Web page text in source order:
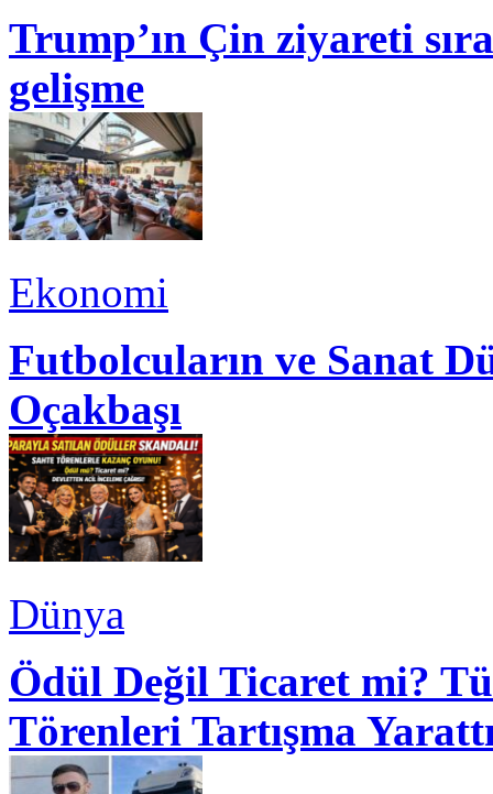
Trump’ın Çin ziyareti
gelişme
Ekonomi
Futbolcuların ve Sanat
Oçakbaşı
Dünya
Ödül Değil Ticaret mi?
Törenleri Tartışma